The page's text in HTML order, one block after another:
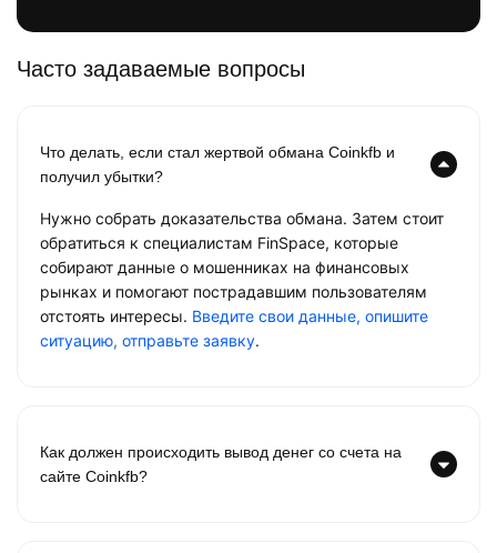
Часто задаваемые вопросы
Что делать, если стал жертвой обмана Coinkfb и
получил убытки?
Нужно собрать доказательства обмана. Затем стоит
обратиться к специалистам FinSpace, которые
собирают данные о мошенниках на финансовых
рынках и помогают пострадавшим пользователям
отстоять интересы. Введите свои данные, опишите
ситуацию, отправьте заявку.
Как должен происходить вывод денег со счета на
сайте Coinkfb?